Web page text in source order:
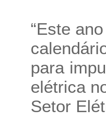
“Este
para
elétrica
Setor